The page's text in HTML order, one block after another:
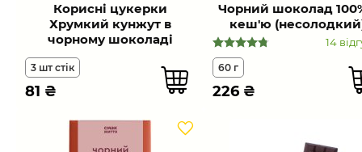
Корисні цукерки
Хрумкий кунжут в
чорному шоколаді
3 шт стік
81 ₴
Чорний шоколад
кеш'ю
14
60 г
226 ₴